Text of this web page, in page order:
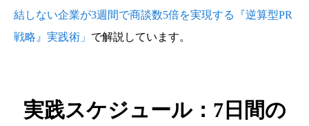
結しない企業が3週間で商談数5倍を実現する『逆算型PR
戦略』実践術」 で解説しています。
実践スケジュール：7日間の